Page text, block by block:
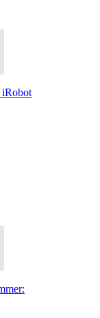
iRobot